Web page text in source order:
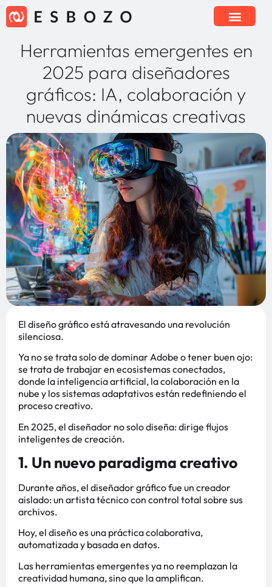
Herramientas emergentes en
2025 para diseñadores
gráficos: IA, colaboración y
nuevas dinámicas creativas
El diseño gráfico está atravesando una revolución
silenciosa.
Ya no se trata solo de dominar Adobe o tener buen ojo:
se trata de trabajar en ecosistemas conectados,
donde la inteligencia artificial, la colaboración en la
nube y los sistemas adaptativos están redefiniendo el
proceso creativo.
En 2025, el diseñador no solo diseña: dirige flujos
inteligentes de creación.
1. Un nuevo paradigma creativo
Durante años, el diseñador gráfico fue un creador
aislado: un artista técnico con control total sobre sus
archivos.
Hoy, el diseño es una práctica colaborativa,
automatizada y basada en datos.
Las herramientas emergentes ya no reemplazan la
creatividad humana, sino que la amplifican.